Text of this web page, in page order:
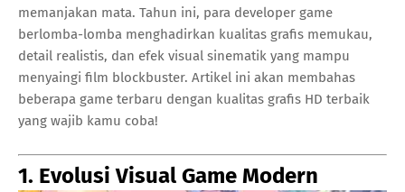
memanjakan mata. Tahun ini, para developer game
berlomba-lomba menghadirkan kualitas grafis memukau,
detail realistis, dan efek visual sinematik yang mampu
menyaingi film blockbuster. Artikel ini akan membahas
beberapa game terbaru dengan kualitas grafis HD terbaik
yang wajib kamu coba!
1. Evolusi Visual Game Modern